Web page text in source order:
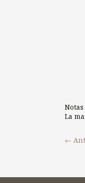
Notas
La
←